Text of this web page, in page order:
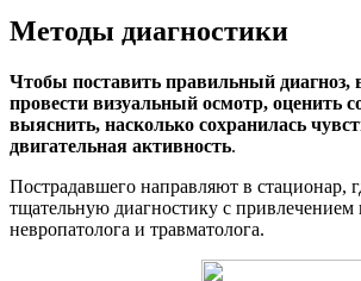
Методы диагностики
Чтобы поставить правильный диагноз,
провести визуальный осмотр, оценить
выяснить, насколько сохранилась
двигательная активность.
Пострадавшего направляют в стационар,
тщательную диагностику с привлечением
невропатолога и травматолога.